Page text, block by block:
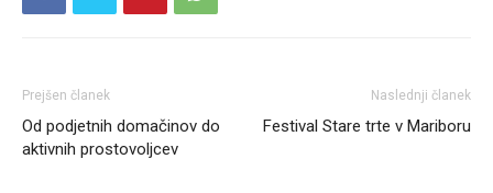
Prejšen članek
Od podjetnih domačinov do
aktivnih prostovoljcev
Naslednji članek
Festival Stare trte v Mariboru